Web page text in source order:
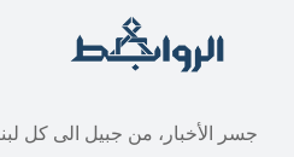
جسر الأخبار، من جبيل الى كل